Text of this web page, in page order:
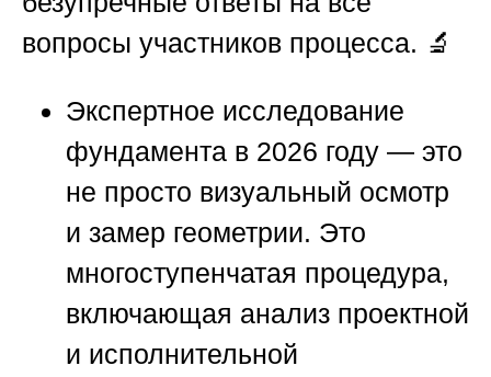
вопросы участников процесса. 🔬
Экспертное исследование
фундамента в 2026 году — это
не просто визуальный осмотр
и замер геометрии. Это
многоступенчатая процедура,
включающая анализ проектной
и исполнительной